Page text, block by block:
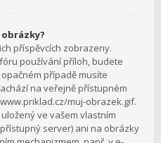
příspěvcích zobrazeny.
používání příloh, budete
případě musíte
na veřejně přístupném
muj-obrazek.gif.
ve vašem vlastním
server) ani na obrázky